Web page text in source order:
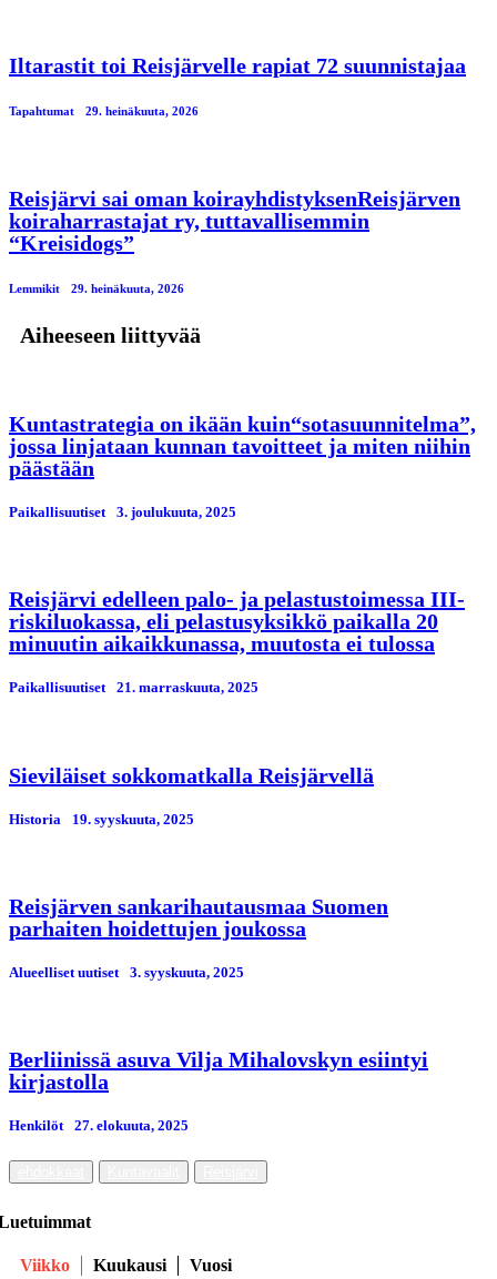
Iltarastit toi Reisjärvelle rapiat 72 suunnistajaa
Tapahtumat 29. heinäkuuta, 2026
Reisjärvi sai oman koirayhdistyksenReisjärven
koiraharrastajat ry, tuttavallisemmin
“Kreisidogs”
Lemmikit 29. heinäkuuta, 2026
Aiheeseen liittyvää
Kuntastrategia on ikään kuin“sotasuunnitelma”,
jossa linjataan kunnan tavoitteet ja miten niihin
päästään
Paikallisuutiset 3. јoulukuuta, 2025
Reisjärvi edelleen palo- ja pelastustoimessa III-
riskiluokassa, eli pelastusyksikkö paikalla 20
minuutin aikaikkunassa, muutosta ei tulossa
Paikallisuutiset 21. marraskuuta, 2025
Sieviläiset sokkomatkalla Reisjärvellä
Historia 19. syyskuuta, 2025
Reisjärven sankarihautausmaa Suomen
parhaiten hoidettujen joukossa
Alueelliset uutiset 3. syyskuuta, 2025
Berliinissä asuva Vilja Mihalovskyn esiintyi
kirjastolla
Henkilöt 27. elokuuta, 2025
Viikko Kuukausi Vuosi